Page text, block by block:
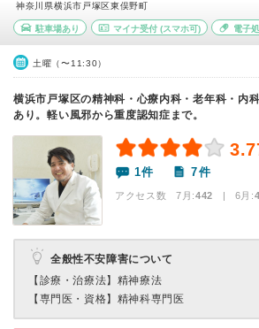
神奈川県横浜市戸塚区東俣野町
駐車場あり マイナ受付(スマホ可) 電子
土曜（〜11:30）
横浜市戸塚区の精神科・心療内科・老年科・内
あり。軽い風邪から重度認知症まで。
1件 7件
アクセス数 7月:442 | 6月:
全般性不安障害について
【診療・治療法】 精神療法
【専門医・資格】 精神科専門医